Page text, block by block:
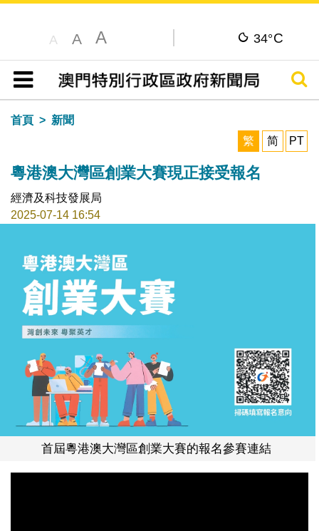
A A A 34°C
目錄
搜尋
首頁
新聞
繁
简 PT
粵港澳大灣區創業大賽現正接受報名
經濟及科技發展局
2025-07-14 16:54
首屆粵港澳大灣區創業大賽的報名參賽連結